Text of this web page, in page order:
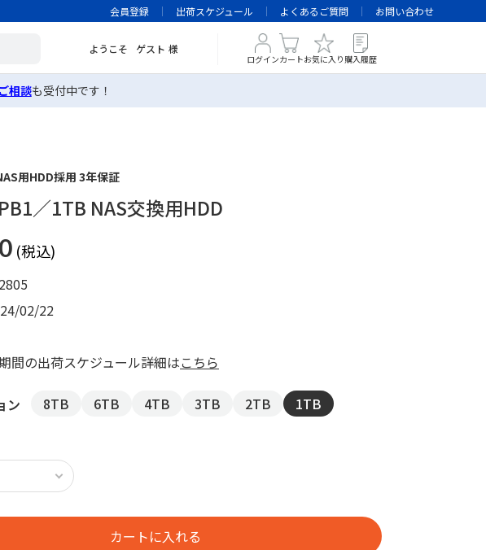
会員登録 出荷スケジュール よくあるご質問 お問い合わせ
ようこそ ゲスト 様
ログインカートお気に入り 購入履歴
相談も受付中です！
用HDD採用 3年保証
／1TB NAS交換用HDD
02/22
2805
間の出荷スケジュール詳細はこちら
8TB 6TB 4TB 3TB 2TB 1TB